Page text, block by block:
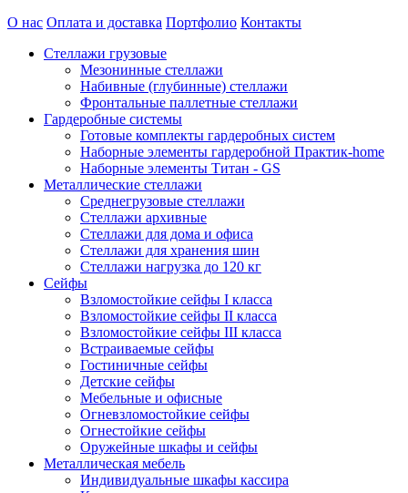
О нас Оплата и доставка Портфолио Контакты
Стеллажи грузовые
Мезонинные стеллажи
Набивные (глубинные) стеллажи
Фронтальные паллетные стеллажи
Гардеробные системы
Готовые комплекты гардеробных систем
Наборные элементы гардеробной Практик-home
Наборные элементы Титан - GS
Металлические стеллажи
Среднегрузовые стеллажи
Стеллажи архивные
Стеллажи для дома и офиса
Стеллажи для хранения шин
Стеллажи нагрузка до 120 кг
Сейфы
Взломостойкие сейфы I класса
Взломостойкие сейфы II класса
Взломостойкие сейфы III класса
Встраиваемые сейфы
Гостиничные сейфы
Детские сейфы
Мебельные и офисные
Огневзломостойкие сейфы
Огнестойкие сейфы
Оружейные шкафы и сейфы
Металлическая мебель
Индивидуальные шкафы кассира